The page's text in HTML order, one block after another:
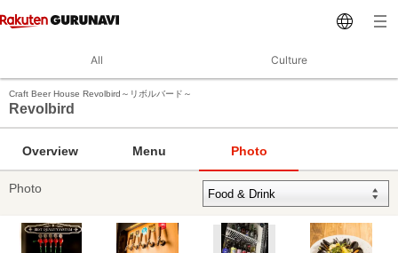
All Culture
Craft Beer House Revolbird～リボルバード～
Revolbird
Overview Menu Photo
Photo